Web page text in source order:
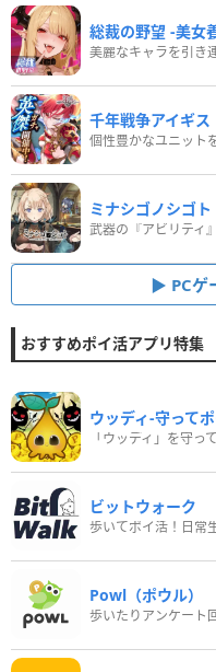
総裁の野望 -美女
美麗なキャラを引き
千年戦争アイギス
個性豊かなユニット
ミナシゴノシゴト
PCゲ
おすすめポイ活アプリ特集
ウッディ‐守って
「ウッディ」を守っ
ビットウォーク
Powl（ポウル）